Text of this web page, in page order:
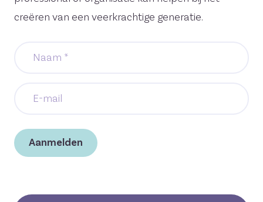
creëren van een veerkrachtige generatie.
Aanmelden